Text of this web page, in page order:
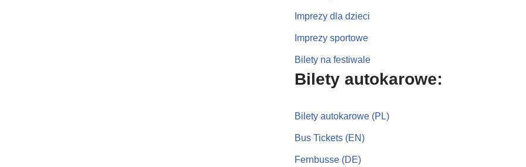
Imprezy dla dzieci
Imprezy sportowe
Bilety na festiwale
Bilety autokarowe:
Bilety autokarowe (PL)
Bus Tickets (EN)
Fernbusse (DE)